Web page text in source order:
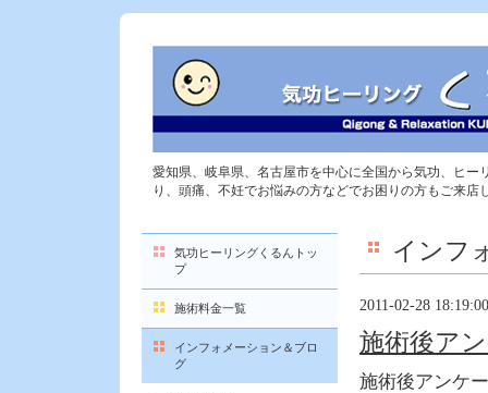
愛知県、岐阜県、名古屋市を中心に全国から気功、ヒー
り、頭痛、不妊でお悩みの方などでお困りの方もご来店
インフ
2011-02-28 18:19:00
施術後ア
施術後アンケ
気功ヒーリングくるんトッ
プ
施術料金一覧
インフォメーション＆ブロ
グ